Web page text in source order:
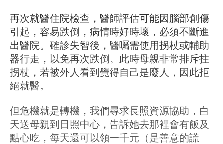
再次就醫住院檢查，醫師評估可能因腦部創傷
引起，容易跌倒，病情時好時壞，必須不斷進
出醫院。確診失智後，醫囑需使用拐杖或輔助
器行走，以免再次跌倒。此時母親非常排斥拄
拐杖，若被外人看到覺得自己是廢人，因此拒
絕就醫。
但危機就是轉機，我們尋求長照資源協助，白
天送母親到日照中心，告訴她去那裡會有飯及
點心吃，每天還可以領一千元（是善意的謊